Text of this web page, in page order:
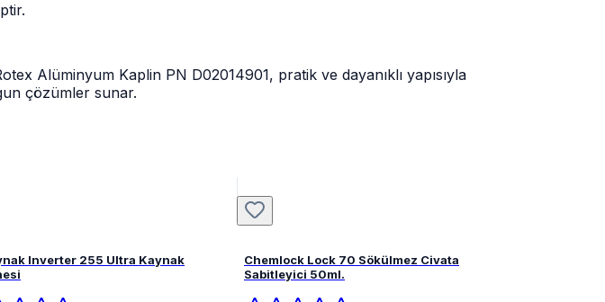
Alüminyum Kaplin PN D02014901, pratik ve dayanıklı yapısıyla
çözümler sunar.
Inverter 255 Ultra Kaynak
Chemlock Lock 70 Sökülmez Civata
Sabitleyici 50ml.